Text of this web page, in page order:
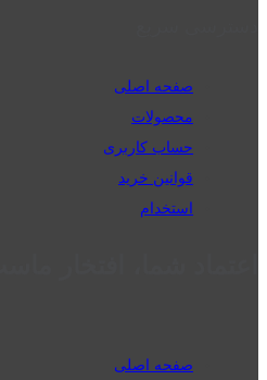
صفحه اصلی
محصولات
حساب کاربری
قوانین خرید
استخدام
صفحه اصلی